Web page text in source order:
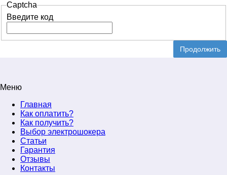
Captcha
Введите код
Продолжить
Меню
Главная
Как оплатить?
Как получить?
Выбор электрошокера
Статьи
Гарантия
Отзывы
Контакты